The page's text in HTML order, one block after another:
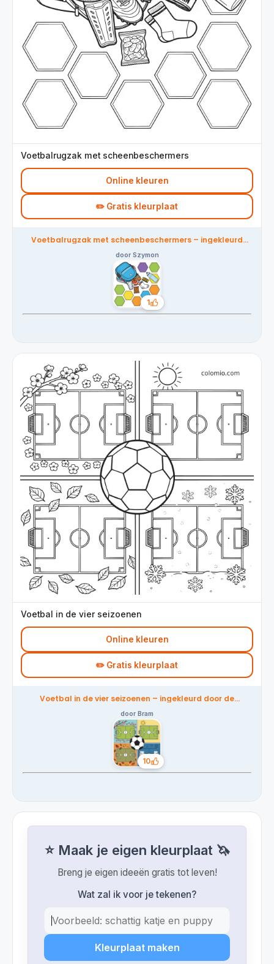
Voetbalrugzak met scheenbeschermers
Online kleuren
✏️ Gratis kleurplaat
Voetbalrugzak met scheenbeschermers – ingekleurd
door Szymon
1
Likes
Voetbal in de vier seizoenen
Online kleuren
✏️ Gratis kleurplaat
Voetbal in de vier seizoenen – ingekleurd door de
door Bram
10
Likes
⭐ Maak je eigen kleurplaat 🦄
Breng je eigen ideeën gratis tot leven!
Wat zal ik voor je tekenen?
Kleurplaat maken